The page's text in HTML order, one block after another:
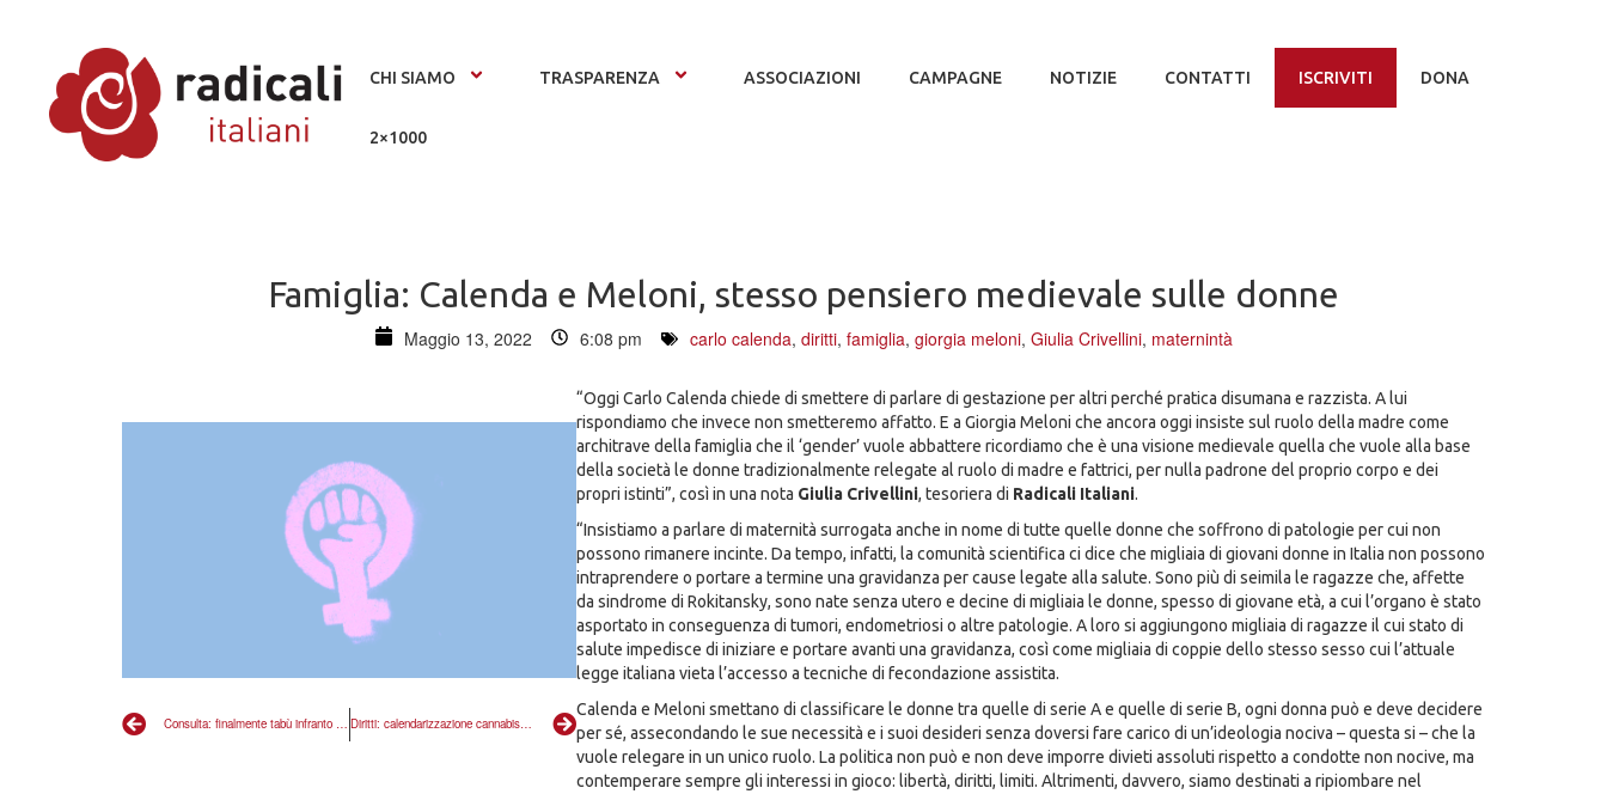
CHI SIAMO TRASPARENZA ASSOCIAZIONI CAMPAGNE NOTIZIE CONTATTI ISCRIVITI DONA
2×1000
Famiglia: Calenda e Meloni, stesso pensiero medievale sulle donne
Maggio 13, 2022 6:08 pm carlo calenda, diritti, famiglia, giorgia meloni, Giulia Crivellini, maternintà
Consulta: finalmente tabù infranto sul cognome della madre Diritti: calendarizzazione cannabis e ius scholae ottima notizia ma ora serve approvazione
“Oggi Carlo Calenda chiede di smettere di parlare di gestazione per altri perché pratica disumana e razzista. A lui
rispondiamo che invece non smetteremo affatto. E a Giorgia Meloni che ancora oggi insiste sul ruolo della madre come
architrave della famiglia che il ‘gender’ vuole abbattere ricordiamo che è una visione medievale quella che vuole alla base
della società le donne tradizionalmente relegate al ruolo di madre e fattrici, per nulla padrone del proprio corpo e dei
propri istinti”, così in una nota Giulia Crivellini, tesoriera di Radicali Italiani.
“Insistiamo a parlare di maternità surrogata anche in nome di tutte quelle donne che soffrono di patologie per cui non
possono rimanere incinte. Da tempo, infatti, la comunità scientifica ci dice che migliaia di giovani donne in Italia non possono
intraprendere o portare a termine una gravidanza per cause legate alla salute. Sono più di seimila le ragazze che, affette
da sindrome di Rokitansky, sono nate senza utero e decine di migliaia le donne, spesso di giovane età, a cui l’organo è stato
asportato in conseguenza di tumori, endometriosi o altre patologie. A loro si aggiungono migliaia di ragazze il cui stato di
salute impedisce di iniziare e portare avanti una gravidanza, così come migliaia di coppie dello stesso sesso cui l’attuale
legge italiana vieta l’accesso a tecniche di fecondazione assistita.
Calenda e Meloni smettano di classificare le donne tra quelle di serie A e quelle di serie B, ogni donna può e deve decidere
per sé, assecondando le sue necessità e i suoi desideri senza doversi fare carico di un’ideologia nociva – questa si – che la
vuole relegare in un unico ruolo. La politica non può e non deve imporre divieti assoluti rispetto a condotte non nocive, ma
contemperare sempre gli interessi in gioco: libertà, diritti, limiti. Altrimenti, davvero, siamo destinati a ripiombare nel